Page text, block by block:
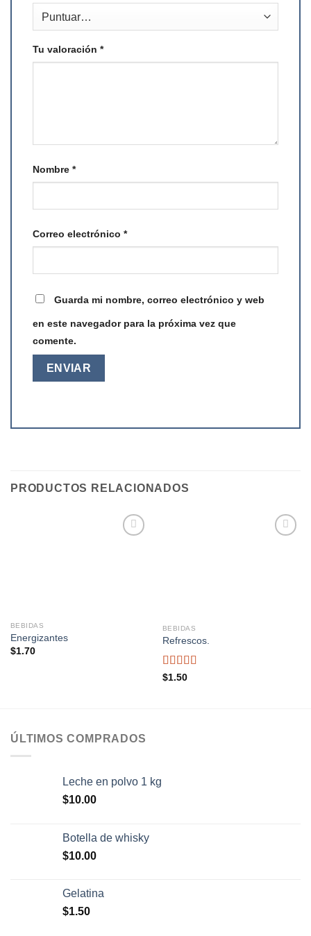
Tu valoración *
Nombre *
Correo electrónico *
Guarda mi nombre, correo electrónico y web
en este navegador para la próxima vez que
comente.
PRODUCTOS RELACIONADOS
BEBIDAS
Energizantes
$1.70
BEBIDAS
Refrescos.
Valorado
$1.50
ÚLTIMOS COMPRADOS
Leche en polvo 1 kg
$10.00
Botella de whisky
$10.00
Gelatina
$1.50